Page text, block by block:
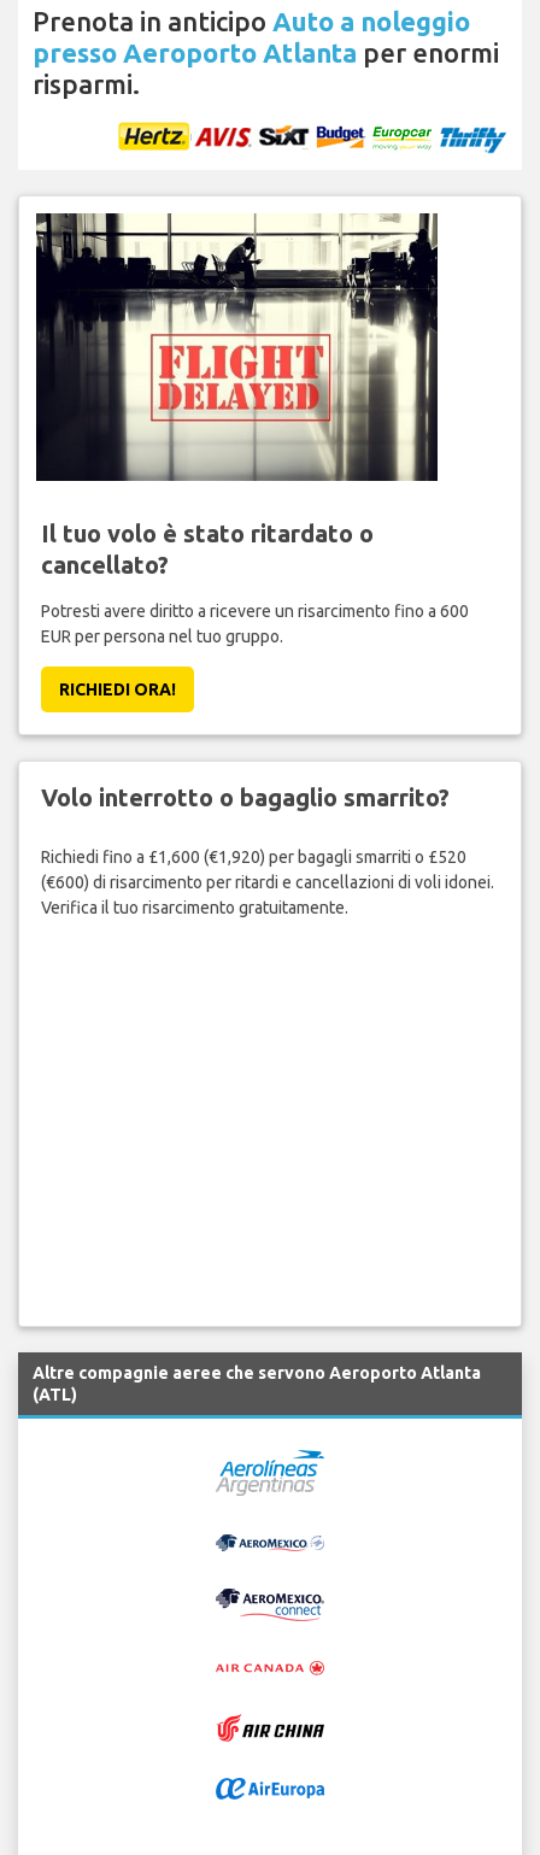
Prenota in anticipo Auto a noleggio
presso Aeroporto Atlanta per enormi
risparmi.
Il tuo volo è stato ritardato o
cancellato?
Potresti avere diritto a ricevere un risarcimento fino a 600
EUR per persona nel tuo gruppo.
RICHIEDI ORA!
Volo interrotto o bagaglio smarrito?
Richiedi fino a £1,600 (€1,920) per bagagli smarriti o £520
(€600) di risarcimento per ritardi e cancellazioni di voli idonei.
Verifica il tuo risarcimento gratuitamente.
Altre compagnie aeree che servono Aeroporto Atlanta
(ATL)